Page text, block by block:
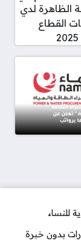
للنساء
بدون خبرة